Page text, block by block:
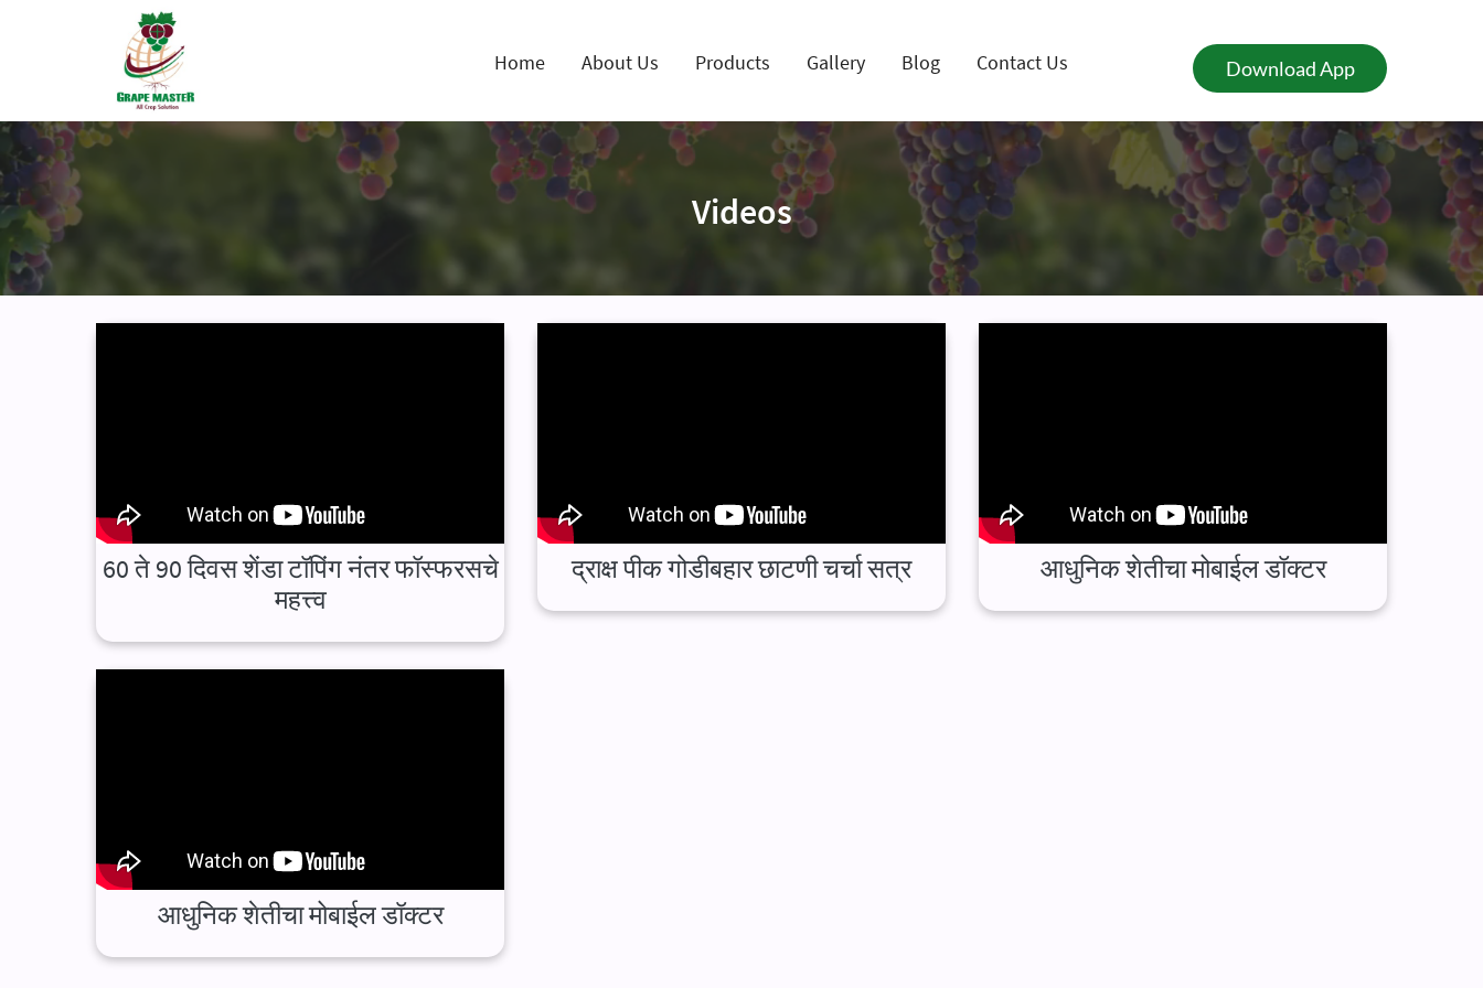
Home About Us Products Gallery Blog Contact Us Download App
Videos
60 ते 90 दिवस शेंडा टॉपिंग नंतर फॉस्फरसचे
महत्त्व
द्राक्ष पीक गोडीबहार छाटणी चर्चा सत्र आधुनिक शेतीचा मोबाईल डॉक्टर
आधुनिक शेतीचा मोबाईल डॉक्टर